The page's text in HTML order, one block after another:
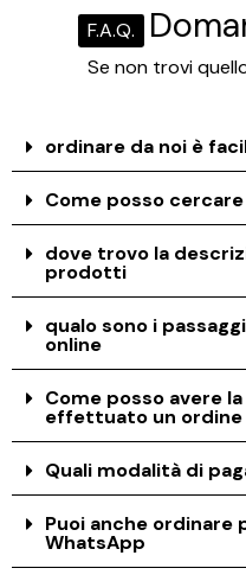
F.A.Q.
Se non trovi
ordinare da noi è
Come posso
dove trovo la
prodotti
qualo sono i
online
Come posso avere
effettuato un
Quali modalità di
Puoi anche ordinare
WhatsApp